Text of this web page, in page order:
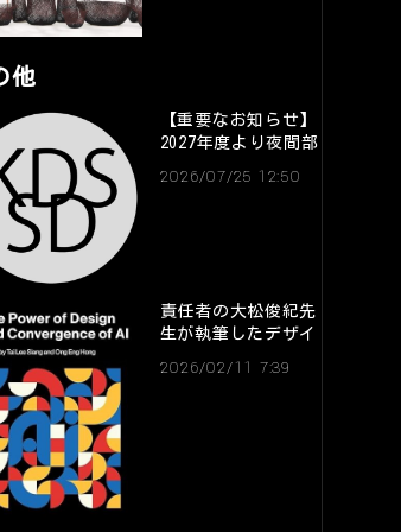
他
【重要なお知らせ】
2027年度より夜間部
移行します
2026/07/25 12:50
責任者の大松俊紀先
生が執筆したデザイ
出版されました
2026/02/11 7:39